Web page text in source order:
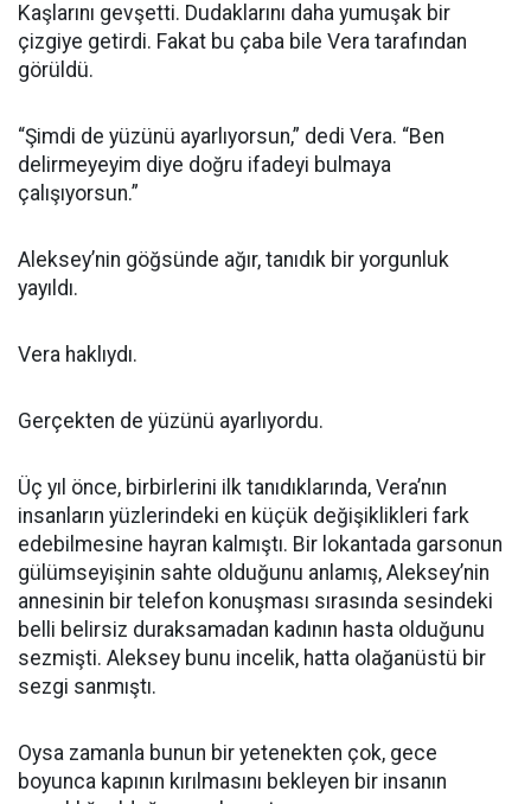
Kaşlarını gevşetti. Dudaklarını daha yumuşak bir
çizgiye getirdi. Fakat bu çaba bile Vera tarafından
görüldü.
“Şimdi de yüzünü ayarlıyorsun,” dedi Vera. “Ben
delirmeyeyim diye doğru ifadeyi bulmaya
çalışıyorsun.”
Aleksey’nin göğsünde ağır, tanıdık bir yorgunluk
yayıldı.
Vera haklıydı.
Gerçekten de yüzünü ayarlıyordu.
Üç yıl önce, birbirlerini ilk tanıdıklarında, Vera’nın
insanların yüzlerindeki en küçük değişiklikleri fark
edebilmesine hayran kalmıştı. Bir lokantada garsonun
gülümseyişinin sahte olduğunu anlamış, Aleksey’nin
annesinin bir telefon konuşması sırasında sesindeki
belli belirsiz duraksamadan kadının hasta olduğunu
sezmişti. Aleksey bunu incelik, hatta olağanüstü bir
sezgi sanmıştı.
Oysa zamanla bunun bir yetenekten çok, gece
boyunca kapının kırılmasını bekleyen bir insanın